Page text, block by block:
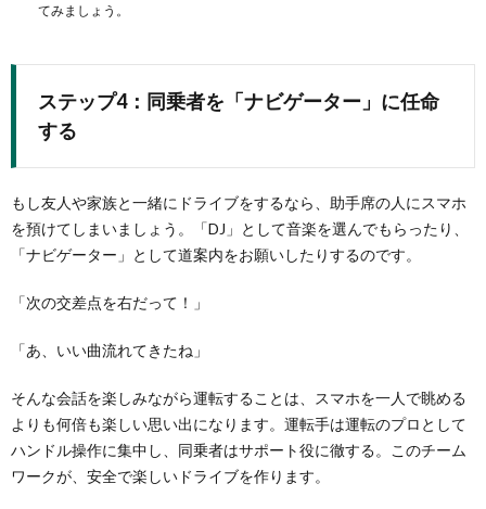
てみましょう。
ステップ4：同乗者を「ナビゲーター」に任命
する
もし友人や家族と一緒にドライブをするなら、助手席の人にスマホ
を預けてしまいましょう。「DJ」として音楽を選んでもらったり、
「ナビゲーター」として道案内をお願いしたりするのです。
「次の交差点を右だって！」
「あ、いい曲流れてきたね」
そんな会話を楽しみながら運転することは、スマホを一人で眺める
よりも何倍も楽しい思い出になります。運転手は運転のプロとして
ハンドル操作に集中し、同乗者はサポート役に徹する。このチーム
ワークが、安全で楽しいドライブを作ります。